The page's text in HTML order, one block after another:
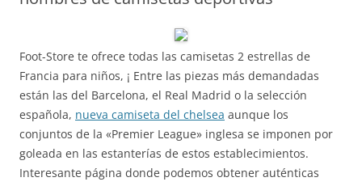
Foot-Store te ofrece todas las camisetas 2 estrellas de
Francia para niños, ¡ Entre las piezas más demandadas
están las del Barcelona, el Real Madrid o la selección
española, nueva camiseta del chelsea aunque los
conjuntos de la «Premier League» inglesa se imponen por
goleada en las estanterías de estos establecimientos.
Interesante página donde podemos obtener auténticas